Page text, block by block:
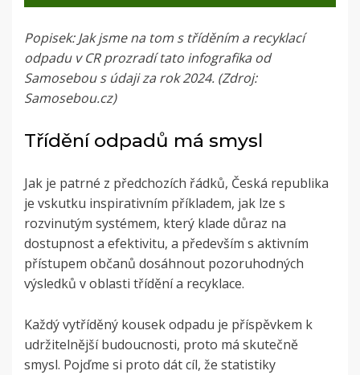
Popisek: Jak jsme na tom s tříděním a recyklací
odpadu v CR prozradí tato infografika od
Samosebou s údaji za rok 2024. (Zdroj:
Samosebou.cz)
Třídění odpadů má smysl
Jak je patrné z předchozích řádků, Česká republika
je vskutku inspirativním příkladem, jak lze s
rozvinutým systémem, který klade důraz na
dostupnost a efektivitu, a především s aktivním
přístupem občanů dosáhnout pozoruhodných
výsledků v oblasti třídění a recyklace.
Každý vytříděný kousek odpadu je příspěvkem k
udržitelnější budoucnosti, proto má skutečně
smysl. Pojďme si proto dát cíl, že statistiky